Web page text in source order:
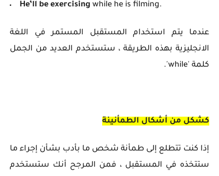
He’ll be exercising while he is filming.
عندما يتم استخدام المستقبل المستمر في اللغة
الانجليزية بهذه الطريقة ، ستستخدم العديد من الجمل
كلمة 'while'.
كشكل من أشكال الطمأنينة
إذا كنت تتطلع إلى طمأنة شخص ما بأدب بشأن إجراء ما
ستتخذه في المستقبل ، فمن المرجح أنك ستستخدم